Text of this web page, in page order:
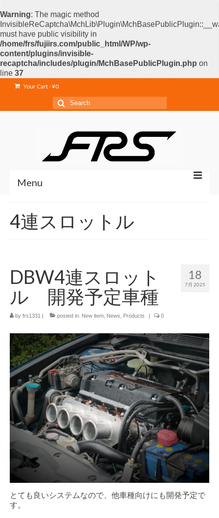
Warning: The magic method
must have public visibility in
/home/frs/fujiirs.com/public_html/WP/wp-
content/plugins/invisible-
recaptcha/includes/plugin/MchBasePublicPlugin.phpon
line37
Your Cart-¥0
Search
for:
Menu
Service
Shop
Blog
4連スロットル
18
7月 2025
DBW4連スロット
ル 開発予定車種
by frs1331 | posted in: New item News Products | 0
とても良いシステムなので、他車種向けにも開発予定で
す。